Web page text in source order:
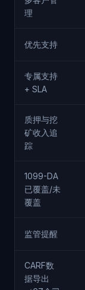
理
优先支持
专属支持
+ SLA
质押与挖
矿收入追
踪
1099-DA
已覆盖/未
覆盖
监管提醒
CARF数
据导出